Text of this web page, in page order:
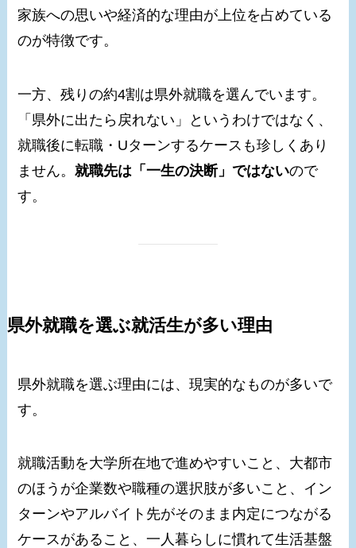
家族への思いや経済的な理由が上位を占めている
のが特徴です。
一方、残りの約4割は県外就職を選んでいます。
「県外に出たら戻れない」というわけではなく、
就職後に転職・Uターンするケースも珍しくあり
ません。就職先は「一生の決断」ではないので
す。
県外就職を選ぶ就活生が多い理由
県外就職を選ぶ理由には、現実的なものが多いで
す。
就職活動を大学所在地で進めやすいこと、大都市
のほうが企業数や職種の選択肢が多いこと、イン
ターンやアルバイト先がそのまま内定につながる
ケースがあること、一人暮らしに慣れて生活基盤